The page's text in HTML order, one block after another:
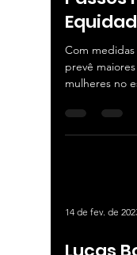
Com medidas
prevê
mulheres no
14 de fev. de